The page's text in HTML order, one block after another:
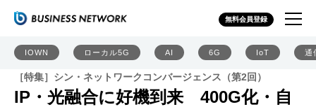
無料会員登録
IOWN ローカル5G AI 6G IoT 通
［特集］シン・ネットワークコンバージェンス（第2回）
IP・光融合に好機到来 400G化・自